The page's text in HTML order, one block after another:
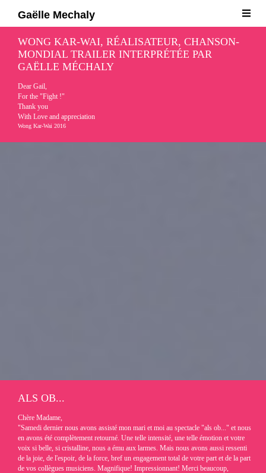
Direkt zum Inhalt
Gaëlle Mechaly
WONG KAR-WAI, RÉALISATEUR, CHANSON-
MONDIAL TRAILER INTERPRÉTÉE PAR
GAËLLE MÉCHALY
Dear Gail,
For the "Fight !"
Thank you
With Love and appreciation
Wong Kar-Wai 2016
ALS OB...
Chère Madame,
"Samedi dernier nous avons assisté mon mari et moi au spectacle "als ob..." et nous
en avons été complètement retourné. Une telle intensité, une telle émotion et votre
voix si belle, si cristalline, nous a ému aux larmes. Mais nous avons aussi ressenti
de la joie, de l'espoir, de la force, bref un engagement total de votre part et de la part
de vos collègues musiciens. Magnifique! Impressionnant! Merci beaucoup,